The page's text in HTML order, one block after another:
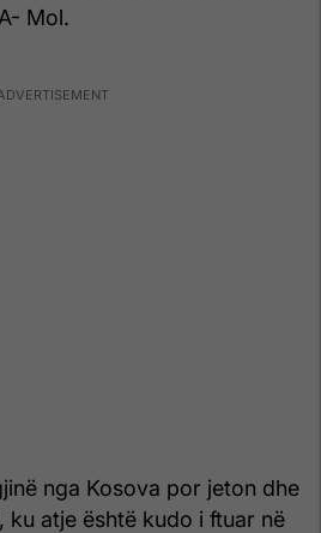
Mol.
nga Kosova por jeton dhe
ku atje është kudo i ftuar në